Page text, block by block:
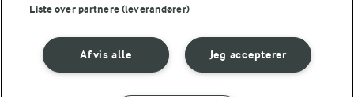
Betingelser for brug
Liste over partnere (leverandører)
Jeg accepterer
Afvis alle